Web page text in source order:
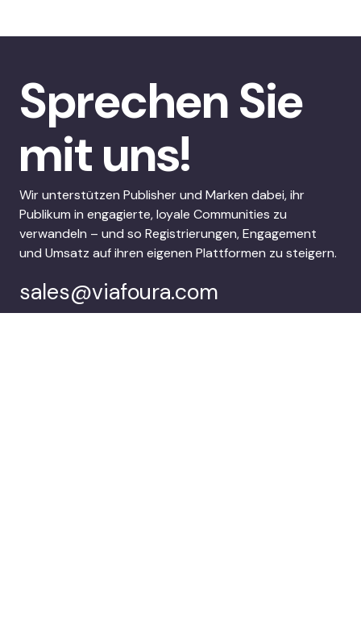
Sprechen Sie
mit uns!
Wir unterstützen Publisher und Marken dabei, ihr
Publikum in engagierte, loyale Communities zu
verwandeln – und so Registrierungen, Engagement
und Umsatz auf ihren eigenen Plattformen zu steigern.
sales@viafoura.com